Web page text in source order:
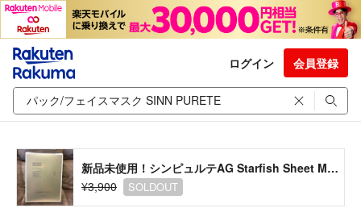
ログイン 会員登録
新品未使用！シンピュルテAG Starfish Sheet Mask 4枚
¥3,900
SOLDOUT